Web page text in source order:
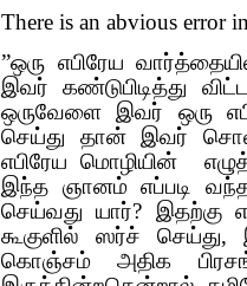
”ஒரு எபிரேய
இவர் கண்டுபிடித்து
ஒருவேளை இவர் ஒரு
செய்து தான் இவர்
எபிரேய மொழியின்
இந்த ஞானம் எப்படி
செய்வது யார்? இதற்கு
கூகுளில் ஸர்ச்
கொஞ்சம் அதிக